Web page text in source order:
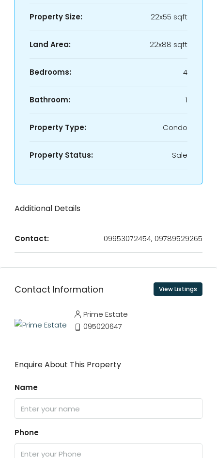
Property Size: 22x55 sqft
Land Area: 22x88 sqft
Bedrooms: 4
Bathroom: 1
Property Type: Condo
Property Status: Sale
Additional Details
Contact: 09953072454, 09789529265
Contact Information View Listings
Prime Estate
095020647
Enquire About This Property
Name
Phone